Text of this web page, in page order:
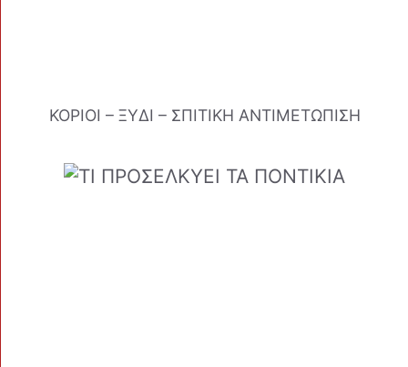
ΚΟΡΙΟΙ – ΞΥΔΙ – ΣΠΙΤΙΚΗ ΑΝΤΙΜΕΤΩΠΙΣΗ